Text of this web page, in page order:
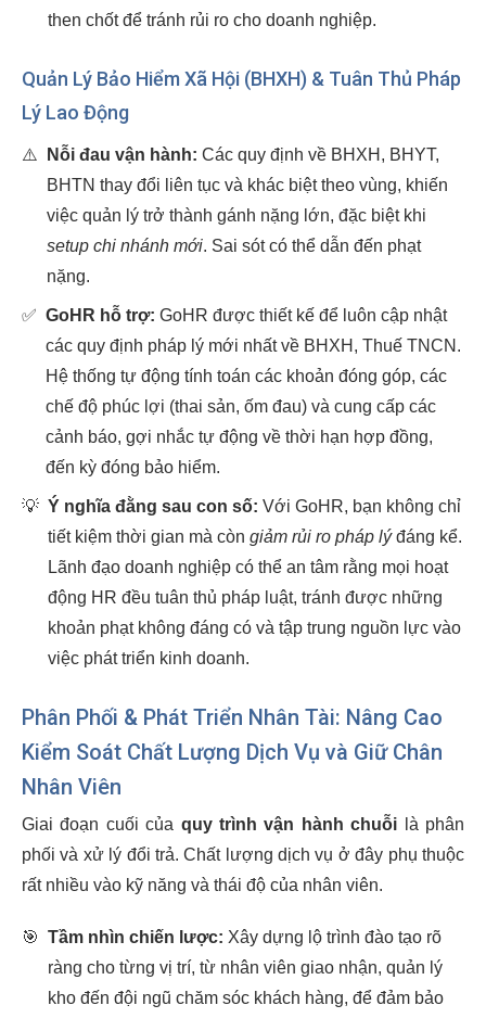
then chốt để tránh rủi ro cho doanh nghiệp.
Quản Lý Bảo Hiểm Xã Hội (BHXH) & Tuân Thủ Pháp
Lý Lao Động
⚠️ Nỗi đau vận hành: Các quy định về BHXH, BHYT,
BHTN thay đổi liên tục và khác biệt theo vùng, khiến
việc quản lý trở thành gánh nặng lớn, đặc biệt khi
setup chi nhánh mới. Sai sót có thể dẫn đến phạt
nặng.
✅ GoHR hỗ trợ: GoHR được thiết kế để luôn cập nhật
các quy định pháp lý mới nhất về BHXH, Thuế TNCN.
Hệ thống tự động tính toán các khoản đóng góp, các
chế độ phúc lợi (thai sản, ốm đau) và cung cấp các
cảnh báo, gợi nhắc tự động về thời hạn hợp đồng,
đến kỳ đóng bảo hiểm.
💡 Ý nghĩa đằng sau con số: Với GoHR, bạn không chỉ
tiết kiệm thời gian mà còn giảm rủi ro pháp lýđáng kể.
Lãnh đạo doanh nghiệp có thể an tâm rằng mọi hoạt
động HR đều tuân thủ pháp luật, tránh được những
khoản phạt không đáng có và tập trung nguồn lực vào
việc phát triển kinh doanh.
Phân Phối & Phát Triển Nhân Tài: Nâng Cao
Kiểm Soát Chất Lượng Dịch Vụ và Giữ Chân
Nhân Viên
Giai đoạn cuối của quy trình vận hành chuỗi là phân
phối và xử lý đổi trả. Chất lượng dịch vụ ở đây phụ thuộc
rất nhiều vào kỹ năng và thái độ của nhân viên.
🎯 Tầm nhìn chiến lược: Xây dựng lộ trình đào tạo rõ
ràng cho từng vị trí, từ nhân viên giao nhận, quản lý
kho đến đội ngũ chăm sóc khách hàng, để đảm bảo